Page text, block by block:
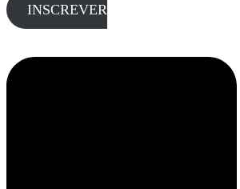
INSCREVER